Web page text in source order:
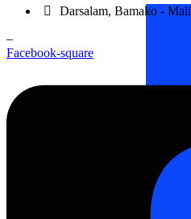
Darsalam, Bamako - Mali
–
Facebook-square